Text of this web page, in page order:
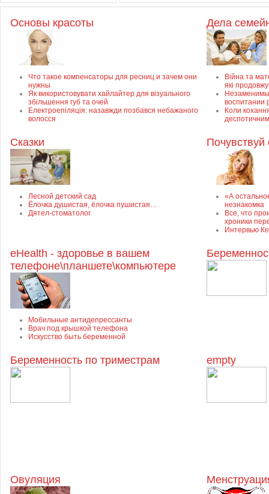
Основы красоты
Что такое компенсаторы для ресниц и зачем они
нужны
Як використовувати хайлайтер для візуального
збільшення губ та очей
Електроепіляція: назавжди позбався небажаного
волосся
Дела
Війна та
які
воспитании
Коли
Сказки
Лесной детский сад
Ёлочка душистая, ёлочка пушистая…
Дятел-стоматолог
Почувствуй
«А
незнакомка
Все, что
хроники
Интервью
eHealth - здоровье в вашем
телефоне\планшете\компьютере
Мобильные антидепрессанты
Врач под крышкой телефона
Искусство быть беременной
Беременность по триместрам empty
Овуляция